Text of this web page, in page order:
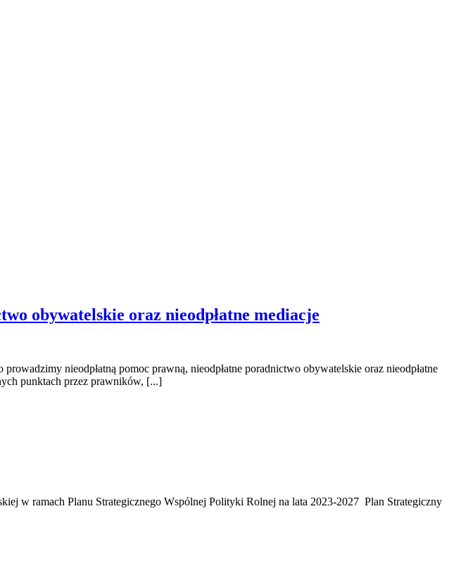
obywatelskie oraz nieodpłatne mediacje
nieodpłatną pomoc prawną, nieodpłatne poradnictwo obywatelskie oraz nieodpłatne
punktach przez prawników, [...]
w ramach Planu Strategicznego Wspólnej Polityki Rolnej na lata 2023-2027 Plan Strategiczny